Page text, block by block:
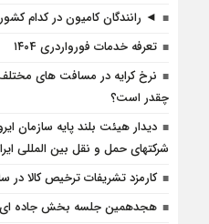
◄ رانندگان کامیون در کدام
تعرفه خدمات فورواردری ۱۴۰4
نرخ کرایه در مسافت‌ های
چقدر است؟
دیدار هیئت بلند پایه سازمان
شرکتهای حمل و نقل بین المللی
کارمزد تشریفات ترخیص کالا در سال
هجدهمین جلسه بخش جاده ای